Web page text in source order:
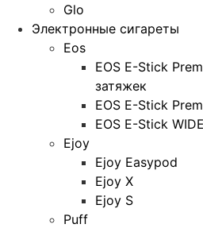
Glo
Электронные сигареты
Eos
EOS E-Stick
затяжек
EOS E-Stick
EOS E-Stick
Ejoy
Ejoy Easypod
Ejoy X
Ejoy S
Puff